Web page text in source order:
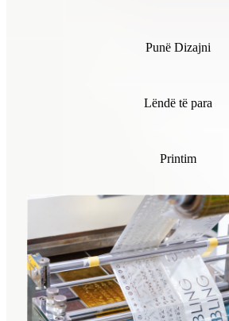
Punë Dizajni
Lëndë të para
Printim